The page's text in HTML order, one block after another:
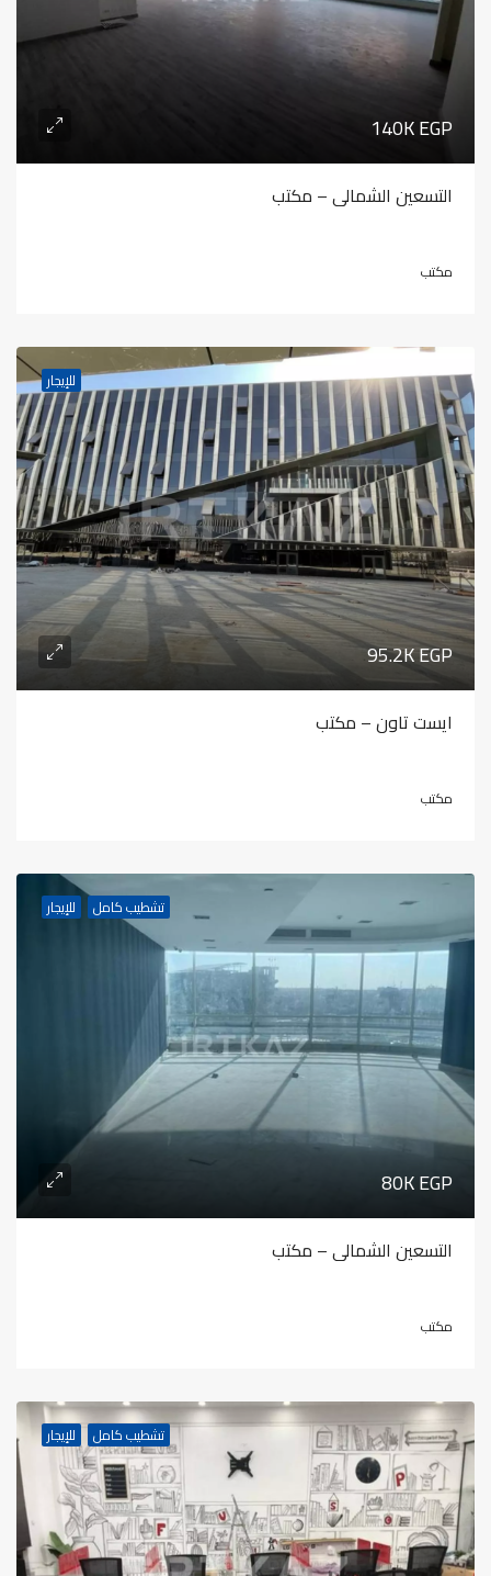
140K EGP
التسعين الشمالى – مكتب
مكتب
للإيجار
95.2K EGP
ايست تاون – مكتب
مكتب
تشطيب كامل للإيجار
80K EGP
التسعين الشمالى – مكتب
مكتب
تشطيب كامل للإيجار